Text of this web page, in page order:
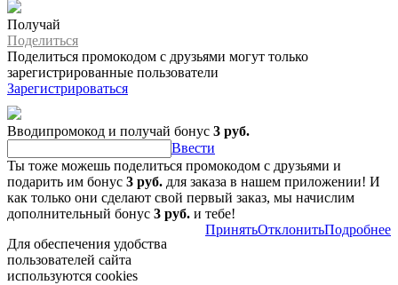
Получай
Поделиться
Поделиться промокодом с друзьями могут только
зарегистрированные пользователи
Зарегистрироваться
Вводипромокод и получай бонус 3 руб.
Ввести
Ты тоже можешь поделиться промокодом с друзьями и
подарить им бонус 3 руб. для заказа в нашем приложении! И
как только они сделают свой первый заказ, мы начислим
дополнительный бонус 3 руб. и тебе!
Для обеспечения удобства
пользователей сайта
используются cookies
ПринятьОтклонитьПодробнее